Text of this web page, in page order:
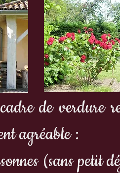
de verdure
agréable :
(sans petit